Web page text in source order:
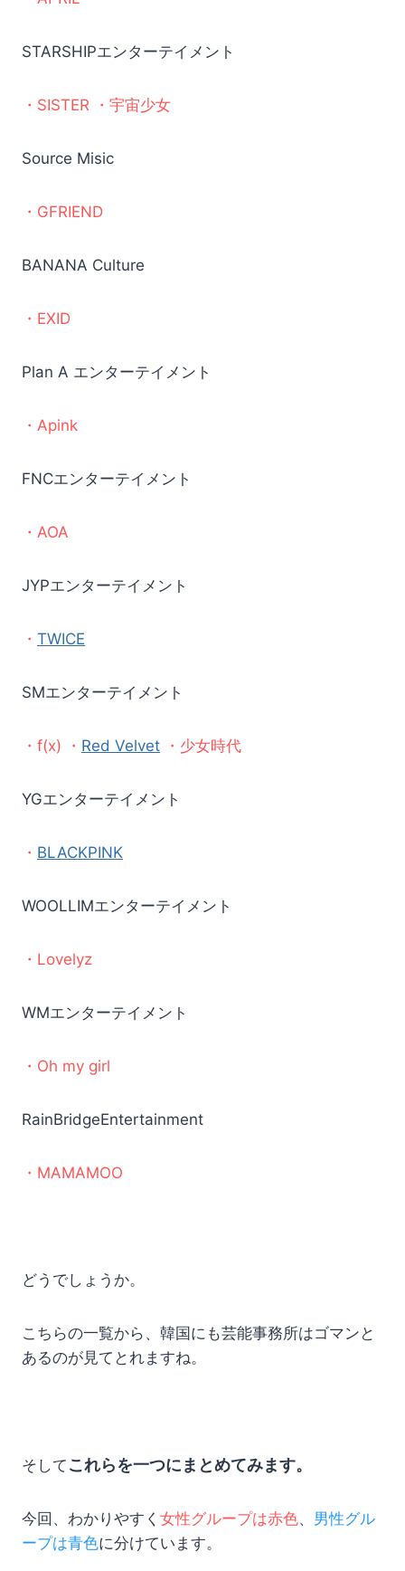
STARSHIPエンターテイメント
・SISTER ・宇宙少女
Source Misic
・GFRIEND
BANANA Culture
・EXID
Plan A エンターテイメント
・Apink
FNCエンターテイメント
・AOA
JYPエンターテイメント
・ TWICE
SMエンターテイメント
・f(x) ・ Red Velvet ・少女時代
YGエンターテイメント
・ BLACKPINK
WOOLLIMエンターテイメント
・Lovelyz
WMエンターテイメント
・Oh my girl
RainBridgeEntertainment
・MAMAMOO
どうでしょうか。
こちらの一覧から、韓国にも芸能事務所はゴマンと
あるのが見てとれますね。
そして これらを一つにまとめてみます。
今回、わかりやすく 女性グループは赤色、 男性グル
ープは青色に分けています。